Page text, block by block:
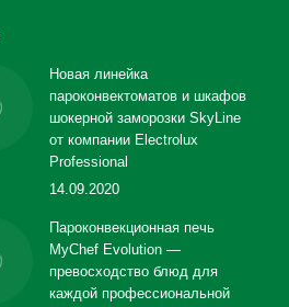
Новая линейка
пароконвектоматов и шкафов
шокерной заморозки SkyLine
от компании Electrolux
Professional
14.09.2020
Пароконвекционная печь
MyChef Evolution —
превосходство блюд для
каждой профессиональной